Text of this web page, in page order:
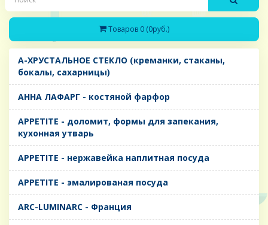
Товаров 0 (0руб.)
A-ХРУСТАЛЬНОЕ СТЕКЛО (креманки, стаканы,
бокалы, сахарницы)
AHHA ЛАФАРГ - костяной фарфор
APPETITE - доломит, формы для запекания,
кухонная утварь
APPETITE - нержавейка наплитная посуда
APPETITE - эмалированая посуда
ARC-LUMINARC - Франция